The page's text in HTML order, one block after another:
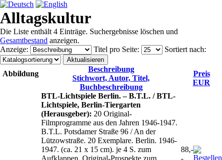
Alltagskultur
Die Liste enthält 4 Einträge. Suchergebnisse löschen und
Gesamtbestand anzeigen.
Anzeige: Titel pro Seite: Sortiert nach:
Abbildung
Beschreibung
Stichwort, Autor, Titel,
Buchbeschreibung
Preis
EUR
BTL-Lichtspiele Berlin. – B.T.L. / BTL-
Lichtspiele, Berlin-Tiergarten
(Herausgeber): 20 Original-
Filmprogramme aus den Jahren 1946-1947.
B.T.L. Potsdamer Straße 96 / An der
Lützowstraße. 20 Exemplare. Berlin. 1946-
1947. (ca. 21 x 15 cm). je 4 S. zum
Aufklappen. Original-Prospekte zum
88,-
-